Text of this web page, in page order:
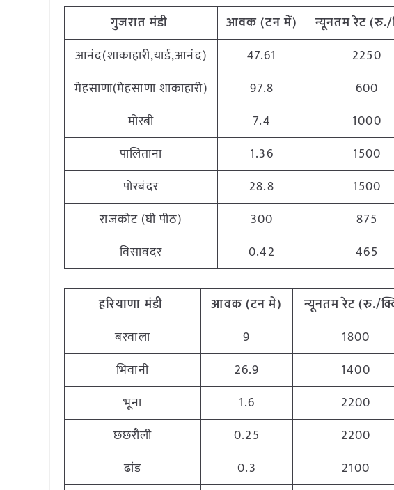
गुजरातमंडी आवक (टनमें) न्यूनतमरेट (रु./
आनंद(शाकाहारी,यार्ड,आनंद)
47.61 2250
मेहसाणा(मेहसाणा शाकाहारी)
97.8 600
मोरबी
7.4 1000
पालिताना
1.36 1500
पोरबंदर
28.8 1500
राजकोट (घी पीठ)
300 875
विसावदर
0.42 465
हरियाणा मंडी आवक (टन में) न्यूनतमरेट (रु./
बरवाला
9 1800
भिवानी
26.9 1400
भूना
1.6 2200
छछरौली
0.25 2200
ढांड
0.3 2100